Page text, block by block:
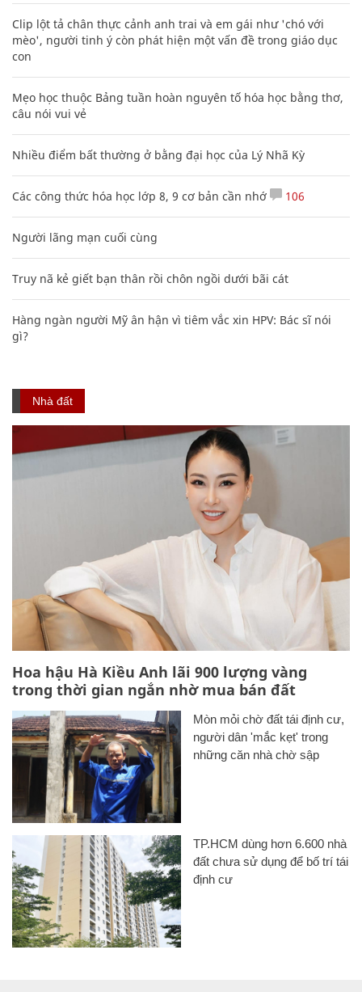
Clip lột tả chân thực cảnh anh trai và em gái như 'chó với
mèo', người tinh ý còn phát hiện một vấn đề trong giáo dục
con
Mẹo học thuộc Bảng tuần hoàn nguyên tố hóa học bằng thơ,
câu nói vui vẻ
Nhiều điểm bất thường ở bằng đại học của Lý Nhã Kỳ
Các công thức hóa học lớp 8, 9 cơ bản cần nhớ 106
Người lãng mạn cuối cùng
Truy nã kẻ giết bạn thân rồi chôn ngồi dưới bãi cát
Hàng ngàn người Mỹ ân hận vì tiêm vắc xin HPV: Bác sĩ nói
gì?
Nhà đất
Hoa hậu Hà Kiều Anh lãi 900 lượng vàng
trong thời gian ngắn nhờ mua bán đất
Mòn mỏi chờ đất tái định cư,
người dân 'mắc kẹt' trong
những căn nhà chờ sập
TP.HCM dùng hơn 6.600 nhà
đất chưa sử dụng để bố trí tái
định cư